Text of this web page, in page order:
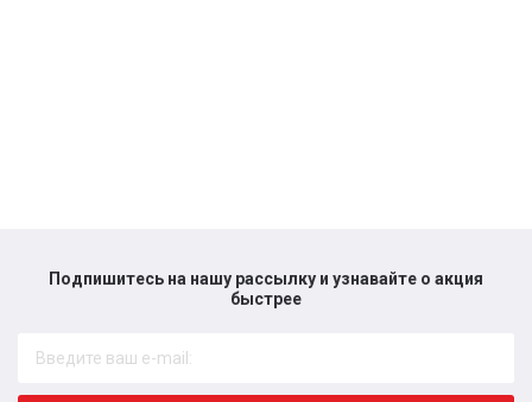
Подпишитесь на нашу рассылку и узнавайте о акция
быстрее​